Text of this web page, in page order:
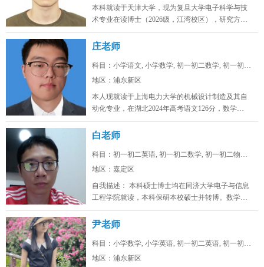
本科就读于天津大学，现为复旦大学电子科学与技
术专业在读博士（2026级，江湾校区），研究方向
为激光通信。时间充裕，工作日...
庄老师
科目：小学语文, 小学数学, 初一初二数学, 初一初二...
地区：浦东新区
本人现就读于上海电力大学的机械设计制造及其自
动化专业，在湖北2024年高考语文126分，数学
128，物理88，化学92，...
白老师
科目：初一初二英语, 初一初二数学, 初一初二物理, ...
地区：嘉定区
自我描述： 本科硕士博士均在同济大学电子与信息
工程学院就读，本科保研本校硕士并转博。数学高
考142，物理高考91，化学...
尹老师
科目：小学数学, 小学英语, 初一初二英语, 初一初二...
地区：浦东新区